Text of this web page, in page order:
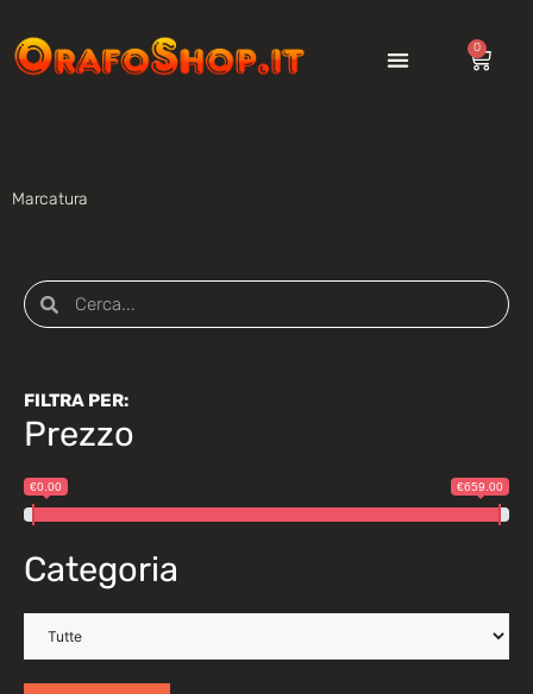
0
Marcatura
FILTRA PER:
Prezzo
€0.00 €659.00
Categoria